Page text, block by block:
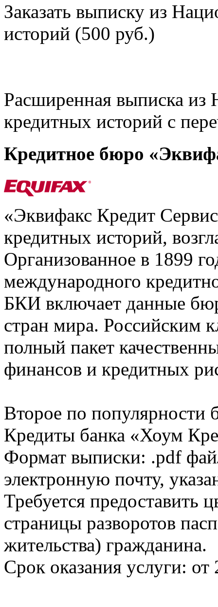
Заказать выписку из
историй (500 руб.)
Расширенная выписка из
кредитных историй с
Кредитное бюро
«Эквифакс Кредит
кредитных историй,
Организованное в 1899
международного
БКИ включает данные
стран мира. Российским
полный пакет
финансов и кредитных
Второе по популярности
Кредиты банка «Хоум
Формат выписки: .pdf
электронную почту,
Требуется предоставить
страницы разворотов
жительства) гражданина.
Срок оказания услуги: от